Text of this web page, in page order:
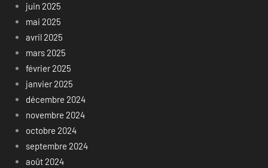
juin 2025
mai 2025
avril 2025
mars 2025
février 2025
janvier 2025
décembre 2024
novembre 2024
octobre 2024
septembre 2024
août 2024